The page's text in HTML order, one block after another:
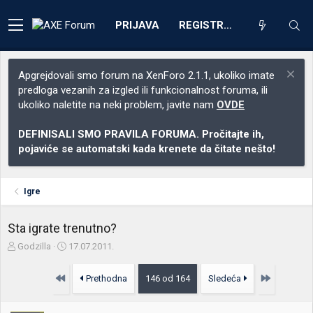
PRIJAVA REGISTRACIJA
Apgrejdovali smo forum na XenForo 2.1.1, ukoliko imate
predloga vezanih za izgled ili funkcionalnost foruma, ili
ukoliko naletite na neki problem, javite nam OVDE
DEFINISALI SMO PRAVILA FORUMA. Pročitajte ih,
pojaviće se automatski kada krenete da čitate nešto!
Igre
Sta igrate trenutno?
Z
Godzilla
D
m
17.07.2011.
Prvo Prethodna 146 od 164 Sledeća Poslednja